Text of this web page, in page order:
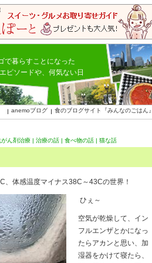
で暮らすことになった
ピソードや、何気ない日
anemoブログ 食のブログサイト『みんなのごはん』
がん剤治療 | 治療の話 | 食べ物の話 | 猫な話
、体感温度マイナス38C～43Cの世界！
ひぇ～
空気が乾燥して、イン
フルエンザとかになっ
たらアカンと思い、加
湿器をかけて寝たら、